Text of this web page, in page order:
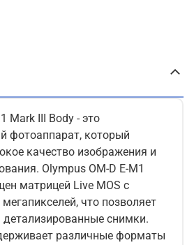
Mark III Body - это
фотоаппарат, который
качество изображения и
OM-D E-M1
матрицей Live MOS с
что позволяет
детализированные снимки.
различные форматы